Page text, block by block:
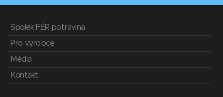
Spolek FÉR potravina
Pro výrobce
Média
Kontakt